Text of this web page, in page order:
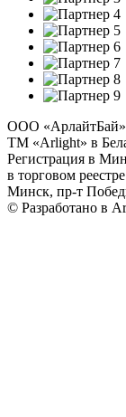
ООО
ТМ «Arlight» в
Регистрация в
в торговом
Минск, пр-т
© Разработано в